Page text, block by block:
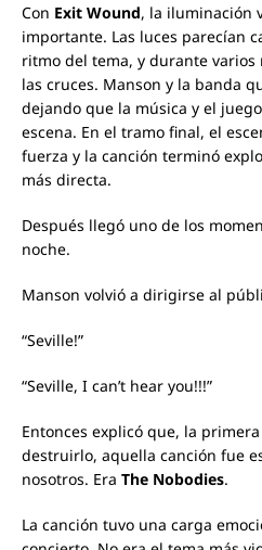
Con Exit Wound, la iluminación
importante. Las luces parecían
ritmo del tema, y durante varios
las cruces. Manson y la banda
dejando que la música y el
escena. En el tramo final, el
fuerza y la canción terminó
más directa.
Después llegó uno de los
noche.
Manson volvió a dirigirse al
“Seville!”
“Seville, I can’t hear you!!!”
Entonces explicó que, la
destruirlo, aquella canción fue
nosotros. Era The Nobodies.
La canción tuvo una carga